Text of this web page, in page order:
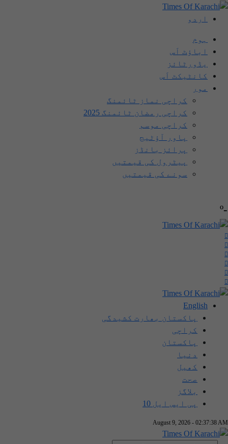
اردو
ہوم
اباؤٹ اَس
یڈورٹائز
کانٹیکٹ اَس
مور
کراچی نماز ٹائمنگ
کراچی رمضان ٹائمنگ 2025
کراچی موسم
پاور آؤٹیج
پرائز بانڈز
پیٹرول کی قیمتیں
سونے کی قیمتیں
-º
English
پاکستان بھارت کشیدگی
کراچی
پاکستان
دنیا
کھیل
صحت
بلاگز
پی ایس ایل 10
August 9, 2026 - 02:37:39 AM